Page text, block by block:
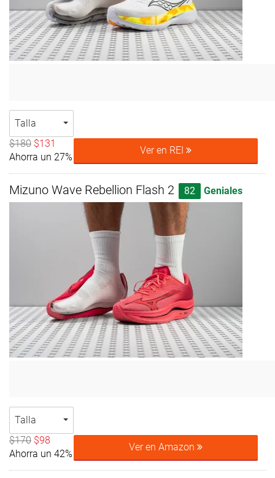
Talla
$180 $131
Ahorra un 27%
Ver en REI
Mizuno Wave Rebellion Flash 2 82 Geniales
Talla
$170 $98
Ahorra un 42%
Ver en Amazon